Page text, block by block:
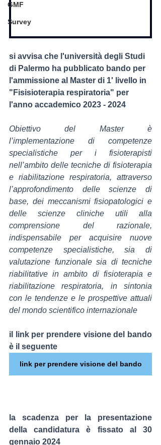
GMF
Survey
si avvisa che l'università degli Studi
di Palermo ha pubblicato bando per
l'ammissione al Master di 1' livello in
"Fisisioterapia respiratoria" per
l'anno accademico 2023 - 2024
Obiettivo del Master è
l’implementazione di competenze
specialistiche per i fisioterapisti
nell’ambito delle tecniche di fisioterapia
e riabilitazione respiratoria, attraverso
l’approfondimento delle scienze di
base, dei meccanismi fisiopatologici e
delle scienze cliniche utili alla
comprensione del razionale,
indispensabile per acquisire nuove
competenze specialistiche, sia di
valutazione funzionale sia di tecniche
riabilitative in ambito di fisioterapia e
riabilitazione respiratoria, in sintonia
con le tendenze e le prospettive attuali
del mondo scientifico internazionale
il link per prendere visione del bando
è il seguente
link per prendere visione del bando
la scadenza per la presentazione
della candidatura è fissato al 30
gennaio 2024